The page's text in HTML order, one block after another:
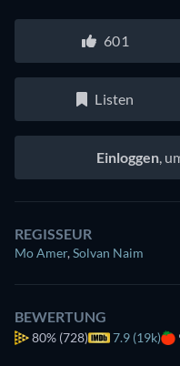
601
Listen
Einloggen,
REGISSEUR
Mo Amer,Solvan Naim
BEWERTUNG
80% (728) 7.9 (19k)